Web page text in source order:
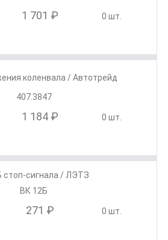
1 701 ₽ 0 шт.
коленвала / Автотрейд
407.3847
1 184 ₽ 0 шт.
стоп-сигнала / ЛЭТЗ
ВК 12Б
271 ₽ 0 шт.